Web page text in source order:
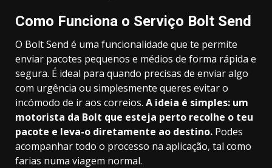
Como Funciona o Serviço Bolt Send
O Bolt Send é uma funcionalidade que te permite
enviar pacotes pequenos e médios de forma rápida e
segura. É ideal para quando precisas de enviar algo
com urgência ou simplesmente queres evitar o
incómodo de ir aos correios. A ideia é simples: um
motorista da Bolt que esteja perto recolhe o teu
pacote e leva-o diretamente ao destino. Podes
acompanhar todo o processo na aplicação, tal como
farias numa viagem normal.